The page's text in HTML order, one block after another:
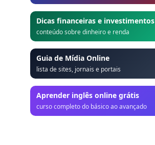
Dicas financeiras e investimentos
conteúdo sobre dinheiro e renda
Guia de Mídia Online
lista de sites, jornais e portais
Aprender inglês online grátis
curso completo do básico ao avançado